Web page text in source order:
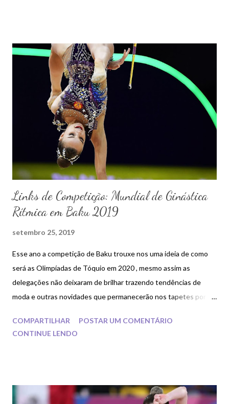
Links de Competição: Mundial de Ginástica
Rítmica em Baku 2019
setembro 25, 2019
Esse ano a competição de Baku trouxe nos uma ideia de como
será as Olimpíadas de Tóquio em 2020 , mesmo assim as
delegações não deixaram de brilhar trazendo tendências de
moda e outras novidades que permanecerão nos tapetes por
COMPARTILHAR
POSTAR UM COMENTÁRIO
CONTINUE LENDO